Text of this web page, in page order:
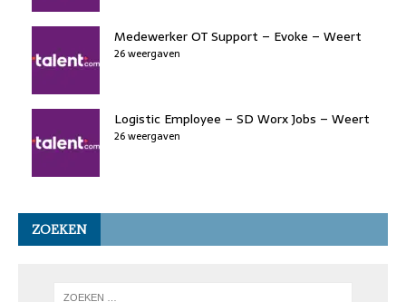
Medewerker OT Support – Evoke – Weert
26 weergaven
Logistic Employee – SD Worx Jobs – Weert
26 weergaven
ZOEKEN